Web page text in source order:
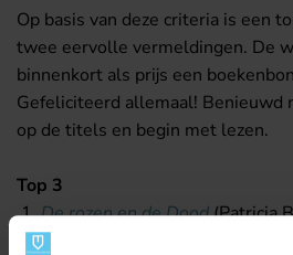
Op basis van deze criteria is een
twee eervolle vermeldingen. De
binnenkort als prijs een
Gefeliciteerd allemaal! Benieuwd
op de titels en begin met lezen.
Top 3
De rozen en de Dood(Patricia
Tien